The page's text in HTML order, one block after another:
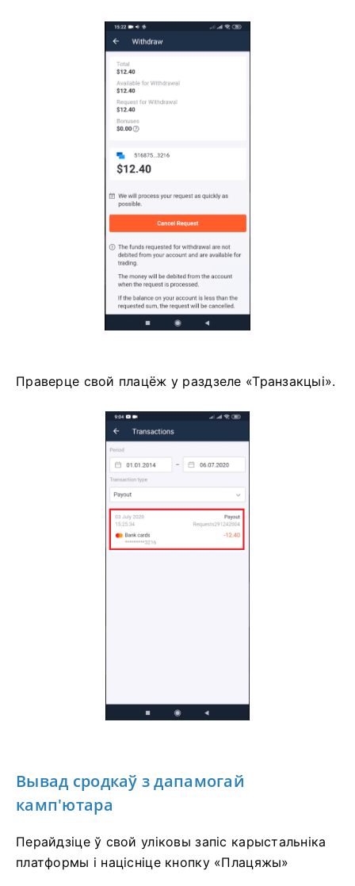
Праверце свой плацёж у раздзеле «Транзакцыі».
Вывад сродкаў з дапамогай
камп'ютара
Перайдзіце ў свой уліковы запіс карыстальніка
платформы і націсніце кнопку «Плацяжы»